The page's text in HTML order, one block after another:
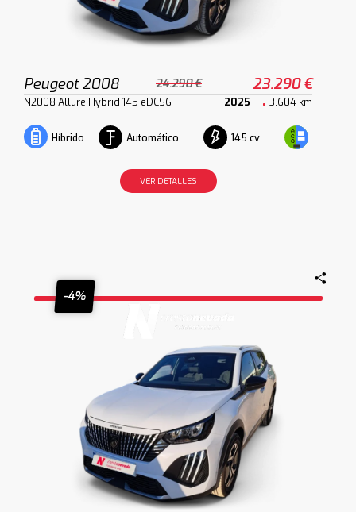
Peugeot 2008 24.290 € 23.290 €
N2008 Allure Hybrid 145 eDCS6 2025 3.604 km
Híbrido Automático 145 cv
VER DETALLES
-4%